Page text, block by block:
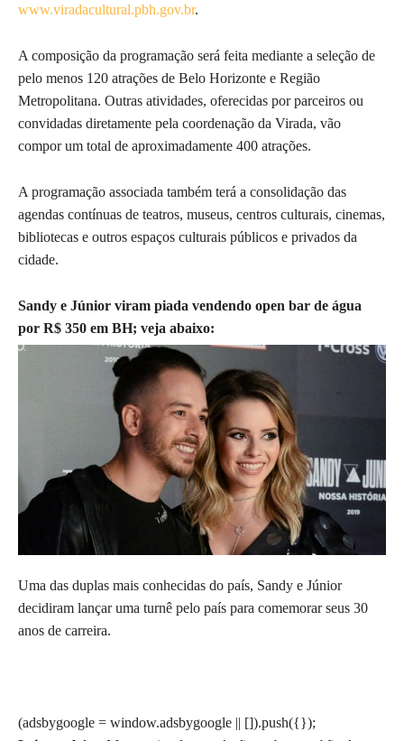
www.viradacultural.pbh.gov.br.
A composição da programação será feita mediante a seleção de
pelo menos 120 atrações de Belo Horizonte e Região
Metropolitana. Outras atividades, oferecidas por parceiros ou
convidadas diretamente pela coordenação da Virada, vão
compor um total de aproximadamente 400 atrações.
A programação associada também terá a consolidação das
agendas contínuas de teatros, museus, centros culturais, cinemas,
bibliotecas e outros espaços culturais públicos e privados da
cidade.
Sandy e Júnior viram piada vendendo open bar de água
por R$ 350 em BH; veja abaixo:
Uma das duplas mais conhecidas do país, Sandy e Júnior
decidiram lançar uma turnê pelo país para comemorar seus 30
anos de carreira.
(adsbygoogle = window.adsbygoogle || []).push({});